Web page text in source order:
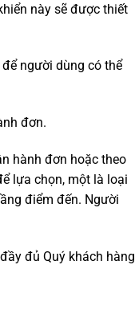
này sẽ được thiết
người dùng có thể
đơn.
hành đơn hoặc theo
lựa chọn, một là loại
điểm đến. Người
đủ Quý khách hàng